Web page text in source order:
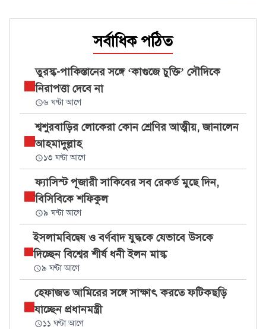
সর্বাধিক পঠিত
তুরস্ক-পাকিস্তানের সঙ্গে ‘কাগুজে চুক্তি’ সৌদিকে
নিরাপত্তা দেবে না
৬ ঘণ্টা আগে
শ্বশুরবাড়ির লোকেরা কোন শ্রেণির আত্মীয়, জানালেন
আহমাদুল্লাহ
১৩ ঘণ্টা আগে
ফ্যাসিস্ট পূজারী সাকিবের সব রেকর্ড মুছে দিন,
বিসিবিকে শফিকুল
৯ ঘণ্টা আগে
ইসলামবিদ্বেষ ও বর্ণবাদ যুদ্ধকে যেভাবে উসকে
দিচ্ছেন বিশ্বের শীর্ষ ধনী ইলন মাস্ক
৯ ঘণ্টা আগে
হেফাজত আমিরের সঙ্গে সাক্ষাৎ করতে ফটিকছড়ি
যাচ্ছেন প্রধানমন্ত্রী
১১ ঘণ্টা আগে